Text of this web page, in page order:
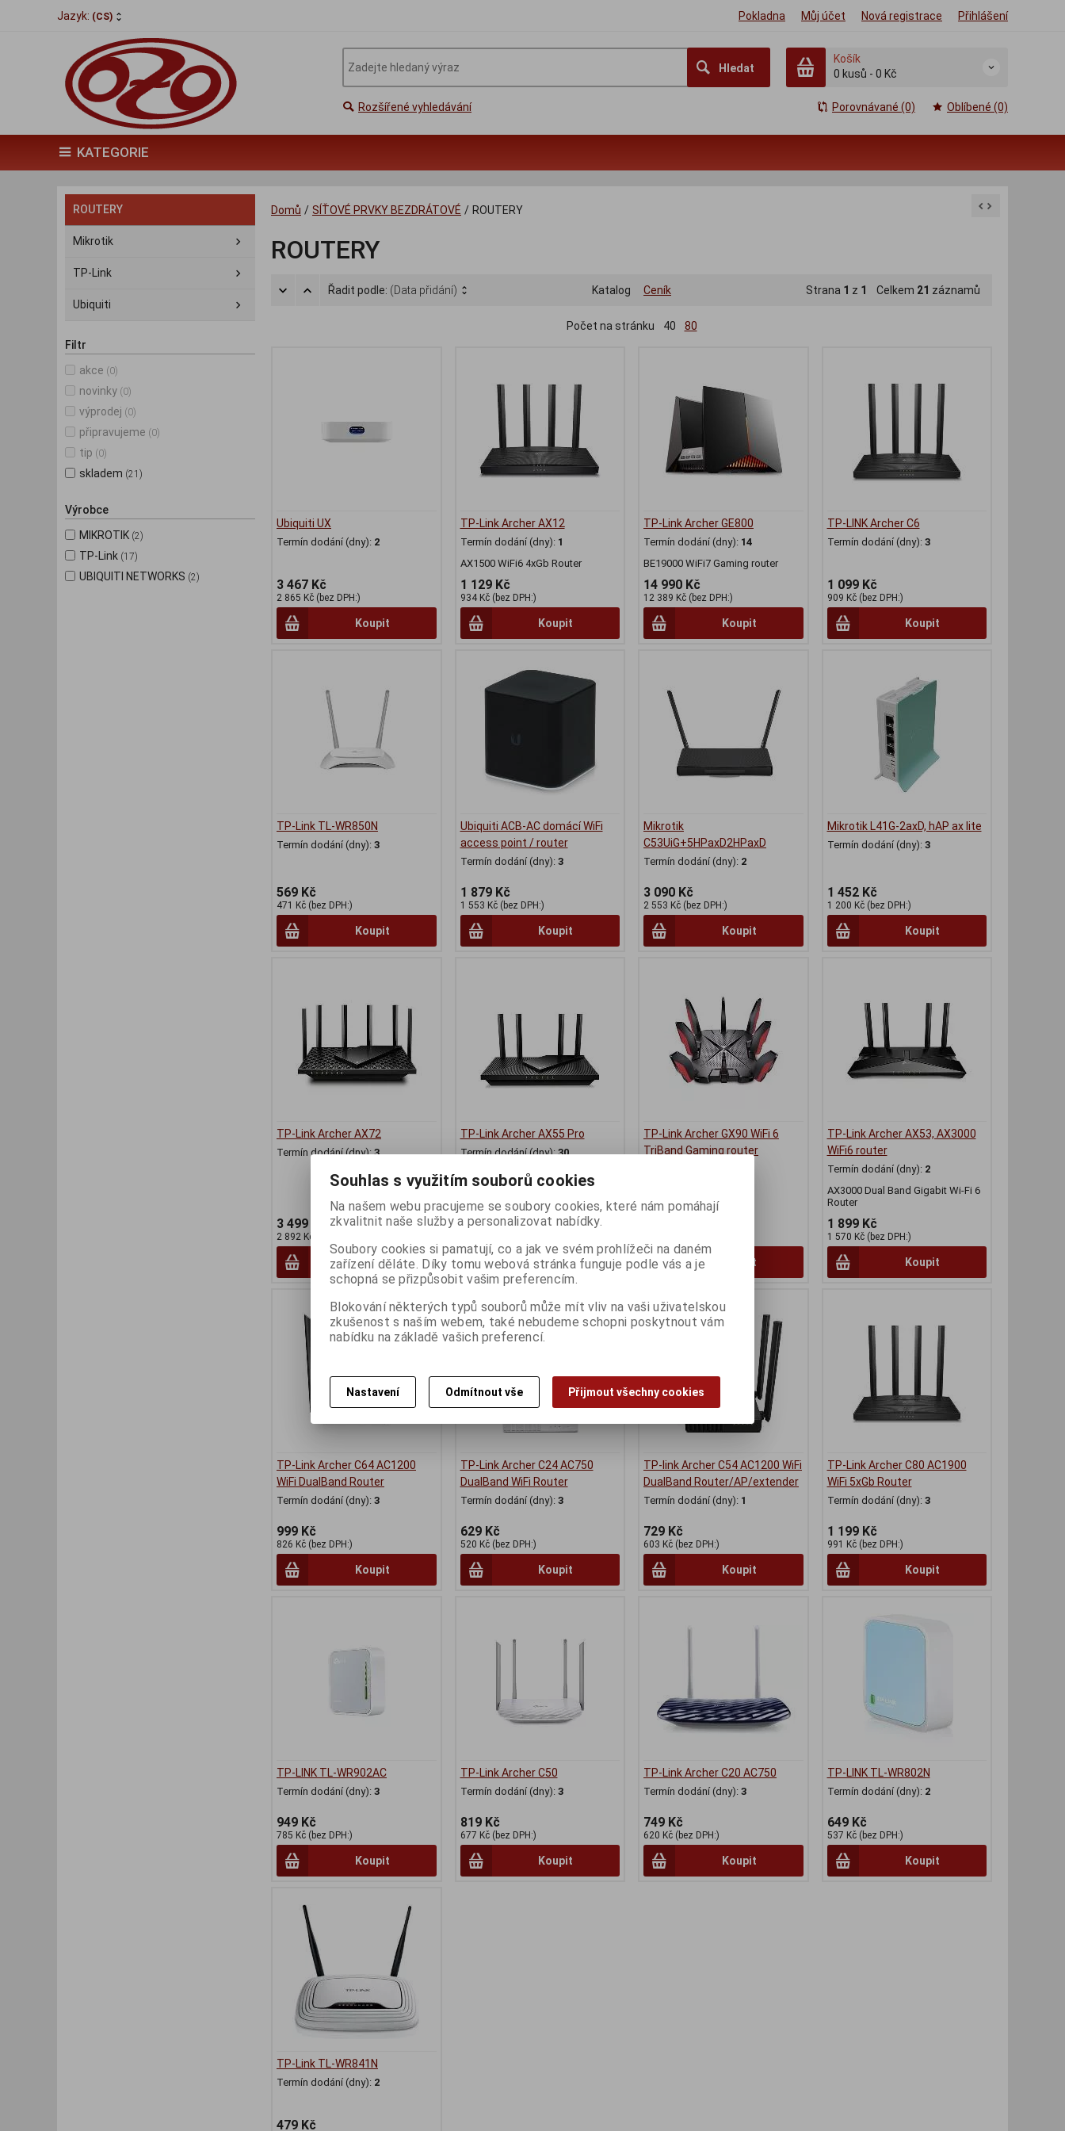
Jazyk: (CS) Pokladna Můj účet Nová registrace Přihlášení
Hledat
Košík
0 kusů - 0 Kč
Rozšířené vyhledávání Porovnávané (0) Oblíbené (0)
KATEGORIE
ROUTERY
Mikrotik
TP-Link
Ubiquiti
Filtr
akce (0)
novinky (0)
výprodej (0)
připravujeme (0)
tip (0)
skladem (21)
Výrobce
MIKROTIK (2)
TP-Link (17)
UBIQUITI NETWORKS (2)
Domů / SÍŤOVÉ PRVKY BEZDRÁTOVÉ / ROUTERY
ROUTERY
Řadit podle: (Data přidání) Katalog Ceník Strana 1 z 1 Celkem 21 záznamů
Počet na stránku 40 80
Ubiquiti UX
Termín dodání (dny): 2
3 467 Kč
2 865 Kč (bez DPH:)
Koupit
TP-Link Archer AX12
Termín dodání (dny): 1
AX1500 WiFi6 4xGb Router
1 129 Kč
934 Kč (bez DPH:)
Koupit
TP-Link Archer GE800
Termín dodání (dny): 14
BE19000 WiFi7 Gaming router
14 990 Kč
12 389 Kč (bez DPH:)
Koupit
TP-LINK Archer C6
Termín dodání (dny): 3
1 099 Kč
909 Kč (bez DPH:)
Koupit
TP-Link TL-WR850N
Termín dodání (dny): 3
569 Kč
471 Kč (bez DPH:)
Koupit
Ubiquiti ACB-AC domácí WiFi
access point / router
Termín dodání (dny): 3
1 879 Kč
1 553 Kč (bez DPH:)
Koupit
Mikrotik
C53UiG+5HPaxD2HPaxD
Termín dodání (dny): 2
3 090 Kč
2 553 Kč (bez DPH:)
Koupit
Mikrotik L41G-2axD, hAP ax lite
Termín dodání (dny): 3
1 452 Kč
1 200 Kč (bez DPH:)
Koupit
TP-Link Archer AX72
Termín dodání (dny):3
3 499 Kč
2 892 Kč (bez DPH:)
Koupit
TP-Link Archer AX55 Pro
Termín dodání (dny):30
2 499 Kč
Koupit
TP-Link Archer GX90 WiFi 6
TriBand Gaming router
Koupit
TP-Link Archer AX53, AX3000
WiFi6 router
Termín dodání (dny): 2
AX3000 Dual Band Gigabit Wi-Fi 6
Router
1 899 Kč
1 570 Kč (bez DPH:)
Koupit
TP-Link Archer C64 AC1200
WiFi DualBand Router
Termín dodání (dny): 3
999 Kč
826 Kč (bez DPH:)
Koupit
TP-Link Archer C24 AC750
DualBand WiFi Router
Termín dodání (dny): 3
629 Kč
520 Kč (bez DPH:)
Koupit
TP-link Archer C54 AC1200 WiFi
DualBand Router/AP/extender
Termín dodání (dny): 1
729 Kč
603 Kč (bez DPH:)
Koupit
TP-Link Archer C80 AC1900
WiFi 5xGb Router
Termín dodání (dny): 3
1 199 Kč
991 Kč (bez DPH:)
Koupit
TP-LINK TL-WR902AC
Termín dodání (dny): 3
949 Kč
785 Kč (bez DPH:)
Koupit
TP-Link Archer C50
Termín dodání (dny): 3
819 Kč
677 Kč (bez DPH:)
Koupit
TP-Link Archer C20 AC750
Termín dodání (dny): 3
749 Kč
620 Kč (bez DPH:)
Koupit
TP-LINK TL-WR802N
Termín dodání (dny): 2
649 Kč
537 Kč (bez DPH:)
Koupit
TP-Link TL-WR841N
Termín dodání (dny): 2
479 Kč
Souhlas s využitím souborů cookies
Na našem webu pracujeme se soubory cookies, které nám pomáhají
zkvalitnit naše služby a personalizovat nabídky.
Soubory cookies si pamatují, co a jak ve svém prohlížeči na daném
zařízení děláte. Díky tomu webová stránka funguje podle vás a je
schopná se přizpůsobit vašim preferencím.
Blokování některých typů souborů může mít vliv na vaši uživatelskou
zkušenost s naším webem, také nebudeme schopni poskytnout vám
nabídku na základě vašich preferencí.
Nastavení Odmítnout vše Přijmout všechny cookies